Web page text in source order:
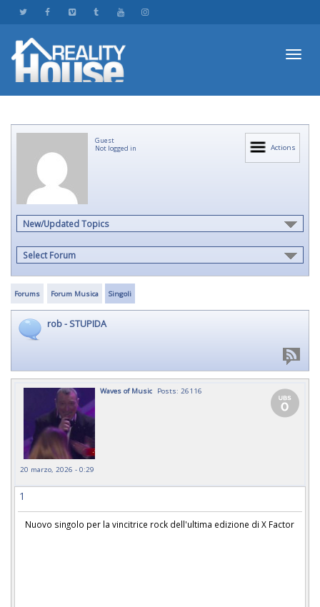
Actions
Guest
Not logged in
New/Updated Topics
Select Forum
Forums Forum Musica Singoli
rob - STUPIDA
Waves of Music Posts: 26116
20 marzo, 2026 - 0:29
1
Nuovo singolo per la vincitrice rock dell'ultima edizione di X Factor